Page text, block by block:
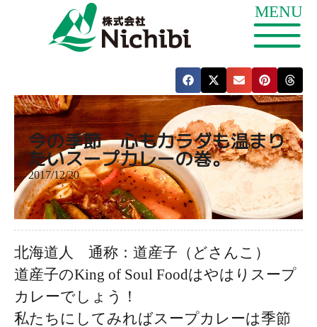
今の季節 心もカラダも温まり
たいスープカレーの巻。
2017/12/20
北海道人 通称：道産子（どさんこ）
道産子のKing of Soul Foodはやはりスープ
カレーでしょう！
私たちにしてみればスープカレーは季節